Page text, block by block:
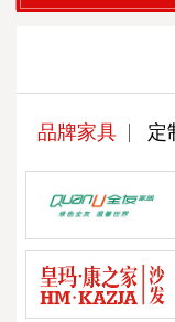
品牌家具 定